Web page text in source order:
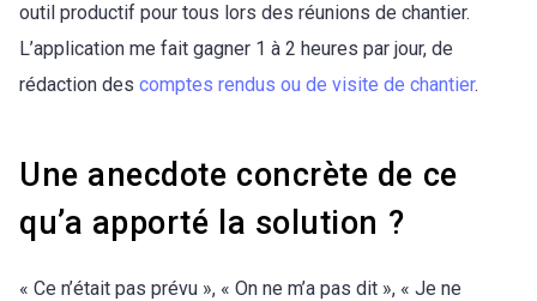
outil productif pour tous lors des réunions de chantier.
L’application me fait gagner 1 à 2 heures par jour, de
rédaction des comptes rendus ou de visite de chantier.
Une anecdote concrète de ce
qu’a apporté la solution ?
« Ce n’était pas prévu », « On ne m’a pas dit », « Je ne